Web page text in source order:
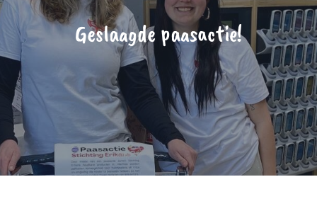
Geslaagde paasactie!